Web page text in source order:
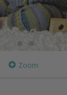
Zoom